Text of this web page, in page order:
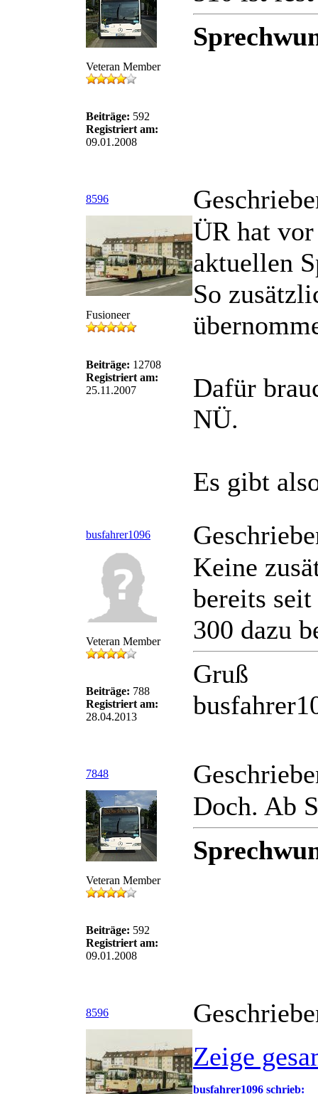
Veteran Member
Beiträge: 592
Registriert am:
09.01.2008
8596
Fusioneer
Beiträge: 12708
Registriert am:
25.11.2007
ÜR hat
aktuellen
So
Dafür
NÜ.
Es gibt
busfahrer1096
Veteran Member
Beiträge: 788
Registriert am:
28.04.2013
Keine
bereits
300 dazu
Gruß
7848
Veteran Member
Beiträge: 592
Registriert am:
09.01.2008
Doch. Ab
8596
Zeige
busfahrer1096 schrieb: